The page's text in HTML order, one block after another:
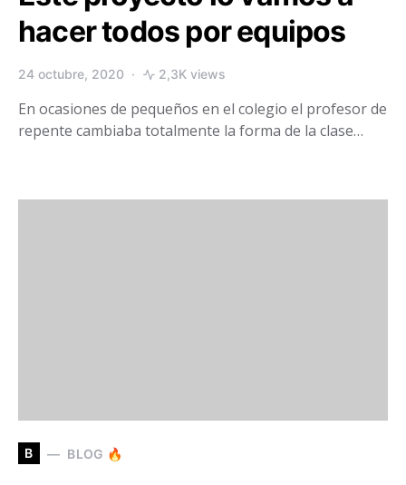
hacer todos por equipos
24 octubre, 2020 2,3K views
En ocasiones de pequeños en el colegio el profesor de
repente cambiaba totalmente la forma de la clase…
B BLOG 🔥